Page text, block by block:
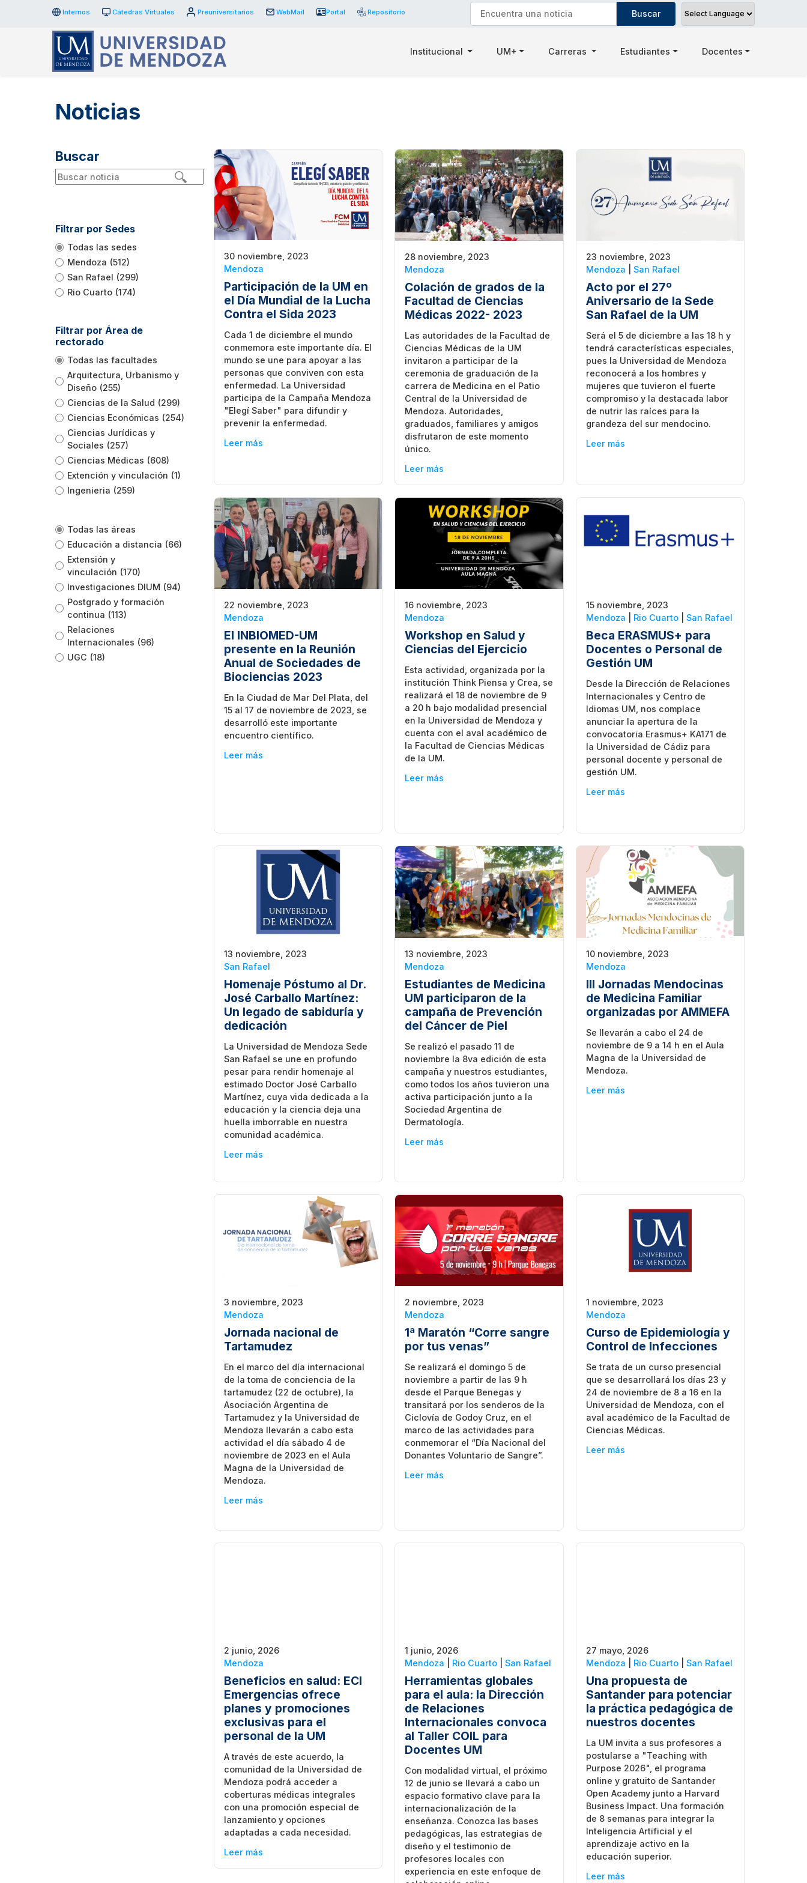
Internos Cátedras Virtuales Preuniversitarios WebMail Portal Repositorio
Institucional UM+ Carreras Estudiantes Docentes
Noticias
Buscar
Filtrar por Sedes
Todas las sedes
Mendoza (512)
San Rafael (299)
Rio Cuarto (174)
Filtrar por Área de
rectorado
Todas las facultades
Arquitectura, Urbanismo y
Diseño (255)
Ciencias de la Salud (299)
Ciencias Económicas (254)
Ciencias Jurídicas y
Sociales (257)
Ciencias Médicas (608)
Extención y vinculación (1)
Ingenieria (259)
Todas las áreas
Educación a distancia (66)
Extensión y
vinculación (170)
Investigaciones DIUM (94)
Postgrado y formación
continua (113)
Relaciones
Internacionales (96)
UGC (18)
30 noviembre, 2023
Mendoza
Participación de la UM en
el Día Mundial de la Lucha
Contra el Sida 2023
Cada 1 de diciembre el mundo
conmemora este importante día. El
mundo se une para apoyar a las
personas que conviven con esta
enfermedad. La Universidad
participa de la Campaña Mendoza
"Elegí Saber" para difundir y
prevenir la enfermedad.
Leer más
28 noviembre, 2023
Mendoza
Colación de grados de la
Facultad de Ciencias
Médicas 2022- 2023
Las autoridades de la Facultad de
Ciencias Médicas de la UM
invitaron a participar de la
ceremonia de graduación de la
carrera de Medicina en el Patio
Central de la Universidad de
Mendoza. Autoridades,
graduados, familiares y amigos
disfrutaron de este momento
único.
Leer más
23 noviembre, 2023
Mendoza
San Rafael
Acto por el 27º
Aniversario de la Sede
San Rafael de la UM
Será el 5 de diciembre a las 18 h y
tendrá características especiales,
pues la Universidad de Mendoza
reconocerá a los hombres y
mujeres que tuvieron el fuerte
compromiso y la destacada labor
de nutrir las raíces para la
grandeza del sur mendocino.
Leer más
22 noviembre, 2023
Mendoza
El INBIOMED-UM
presente en la Reunión
Anual de Sociedades de
Biociencias 2023
En la Ciudad de Mar Del Plata, del
15 al 17 de noviembre de 2023, se
desarrolló este importante
encuentro científico.
Leer más
16 noviembre, 2023
Mendoza
Workshop en Salud y
Ciencias del Ejercicio
Esta actividad, organizada por la
institución Think Piensa y Crea, se
realizará el 18 de noviembre de 9
a 20 h bajo modalidad presencial
en la Universidad de Mendoza y
cuenta con el aval académico de
la Facultad de Ciencias Médicas
de la UM.
Leer más
15 noviembre, 2023
Mendoza
Rio Cuarto| San Rafael
Beca ERASMUS+ para
Docentes o Personal de
Gestión UM
Desde la Dirección de Relaciones
Internacionales y Centro de
Idiomas UM, nos complace
anunciar la apertura de la
convocatoria Erasmus+ KA171 de
la Universidad de Cádiz para
personal docente y personal de
gestión UM.
Leer más
13 noviembre, 2023
San Rafael
Homenaje Póstumo al Dr.
José Carballo Martínez:
Un legado de sabiduría y
dedicación
La Universidad de Mendoza Sede
San Rafael se une en profundo
pesar para rendir homenaje al
estimado Doctor José Carballo
Martínez, cuya vida dedicada a la
educación y la ciencia deja una
huella imborrable en nuestra
comunidad académica.
Leer más
13 noviembre, 2023
Mendoza
Estudiantes de Medicina
UM participaron de la
campaña de Prevención
del Cáncer de Piel
Se realizó el pasado 11 de
noviembre la 8va edición de esta
campaña y nuestros estudiantes,
como todos los años tuvieron una
activa participación junto a la
Sociedad Argentina de
Dermatología.
Leer más
10 noviembre, 2023
Mendoza
III Jornadas Mendocinas
de Medicina Familiar
organizadas por AMMEFA
Se llevarán a cabo el 24 de
noviembre de 9 a 14 h en el Aula
Magna de la Universidad de
Mendoza.
Leer más
3 noviembre, 2023
Mendoza
Jornada nacional de
Tartamudez
En el marco del día internacional
de la toma de conciencia de la
tartamudez (22 de octubre), la
Asociación Argentina de
Tartamudez y la Universidad de
Mendoza llevarán a cabo esta
actividad el día sábado 4 de
noviembre de 2023 en el Aula
Magna de la Universidad de
Mendoza.
Leer más
2 noviembre, 2023
Mendoza
1ª Maratón “Corre sangre
por tus venas”
Se realizará el domingo 5 de
noviembre a partir de las 9 h
desde el Parque Benegas y
transitará por los senderos de la
Ciclovía de Godoy Cruz, en el
marco de las actividades para
conmemorar el “Día Nacional del
Donantes Voluntario de Sangre”.
Leer más
1 noviembre, 2023
Mendoza
Curso de Epidemiología y
Control de Infecciones
Se trata de un curso presencial
que se desarrollará los días 23 y
24 de noviembre de 8 a 16 en la
Universidad de Mendoza, con el
aval académico de la Facultad de
Ciencias Médicas.
Leer más
2 junio, 2026
Mendoza
Beneficios en salud: ECI
Emergencias ofrece
planes y promociones
exclusivas para el
personal de la UM
A través de este acuerdo, la
comunidad de la Universidad de
Mendoza podrá acceder a
coberturas médicas integrales
con una promoción especial de
lanzamiento y opciones
adaptadas a cada necesidad.
Leer más
1 junio, 2026
Mendoza
Rio Cuarto |San Rafael
Herramientas globales
para el aula: la Dirección
de Relaciones
Internacionales convoca
al Taller COIL para
Docentes UM
Con modalidad virtual, el próximo
12 de junio se llevará a cabo un
espacio formativo clave para la
internacionalización de la
enseñanza. Conozca las bases
pedagógicas, las estrategias de
diseño y el testimonio de
profesores locales con
experiencia en este enfoque de
27 mayo, 2026
Mendoza
Rio Cuarto| San Rafael
Una propuesta de
Santander para potenciar
la práctica pedagógica de
nuestros docentes
La UM invita a sus profesores a
postularse a "Teaching with
Purpose 2026", el programa
online y gratuito de Santander
Open Academy junto a Harvard
Business Impact. Una formación
de 8 semanas para integrar la
Inteligencia Artificial y el
aprendizaje activo en la
educación superior.
Leer más